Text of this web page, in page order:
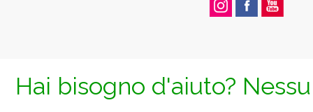
Hai bisogno d'aiuto?